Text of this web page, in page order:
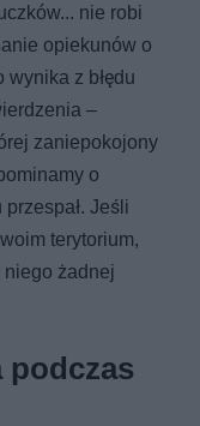
nie robi
opiekunów o
z błędu
–
zaniepokojony
o
Jeśli
terytorium,
niego żadnej
podczas